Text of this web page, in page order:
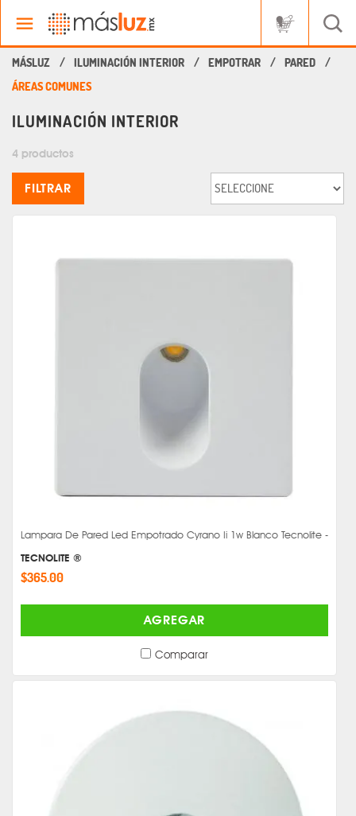
ILUMINACIÓN INTERIOR EMPOTRAR
PARED
ÁREAS COMUNES
ILUMINACIÓN INTERIOR
4 productos
FILTRAR
Lampara De Pared Led Empotrado Cyrano Ii 1w Blanco Tecnolite -
TECNOLITE ®
$365.00
AGREGAR
Comparar